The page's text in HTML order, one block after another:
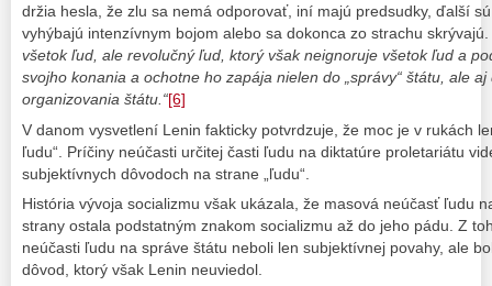
držia hesla, že zlu sa nemá odporovať, iní majú predsudky, ďalší
vyhýbajú intenzívnym bojom alebo sa dokonca zo strachu skrývajú.
všetok ľud, ale revolučný ľud, ktorý však neignoruje všetok ľud a
svojho konania a ochotne ho zapája nielen do „správy“ štátu, ale
organizovania štátu.“[6]
V danom vysvetlení Lenin fakticky potvrdzuje, že moc je v rukách
ľudu“. Príčiny neúčasti určitej časti ľudu na diktatúre proletariátu
subjektívnych dôvodoch na strane „ľudu“.
História vývoja socializmu však ukázala, že masová neúčasť ľudu
strany ostala podstatným znakom socializmu až do jeho pádu. Z
neúčasti ľudu na správe štátu neboli len subjektívnej povahy, ale
dôvod, ktorý však Lenin neuviedol.